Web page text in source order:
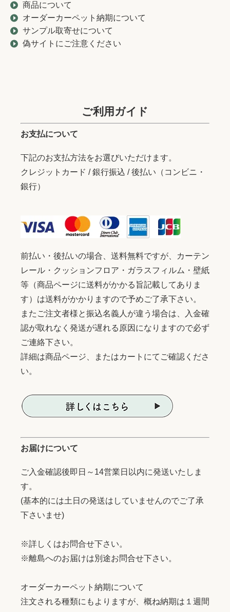
商品について
オーダーカーペット納期について
サンプル取寄せについて
偽サイトにご注意ください
ご利用ガイド
お支払について
下記のお支払方法をお選びいただけます。
クレジットカード / 銀行振込 / 後払い（コンビニ・
銀行）
前払い・後払いの場合、送料無料ですが、カーテン
レール・クッションフロア・ガラスフィルム・壁紙
等（商品ページに送料がかかる旨記載してありま
す）は送料がかかりますので予めご了承下さい。
またご注文者様と振込名義人が違う場合は、入金確
認が取れなく発送が遅れる原因になりますので必ず
ご連絡下さい。
詳細は商品ページ、またはカートにてご確認くださ
い。
お届けについて
ご入金確認後即日～14営業日以内に発送いたしま
す。
(基本的には土日の発送はしていませんのでご了承
下さいませ)
※詳しくはお問合せ下さい。
※離島へのお届けは別途お問合せ下さい。
オーダーカーペット納期について
注文される種類にもよりますが、概ね納期は１週間